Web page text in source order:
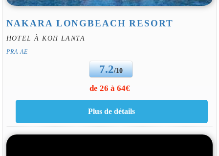
NAKARA LONGBEACH RESORT
HOTEL À KOH LANTA
PRA AE
7.2/10
de 26 à 64€